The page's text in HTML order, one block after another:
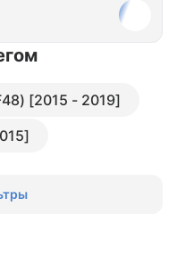
[2015 - 2019]